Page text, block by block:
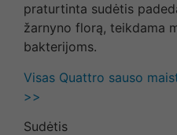
praturtinta sudėtis
žarnyno florą, teikdama
bakterijoms.
Visas Quattro sauso
>>
Sudėtis